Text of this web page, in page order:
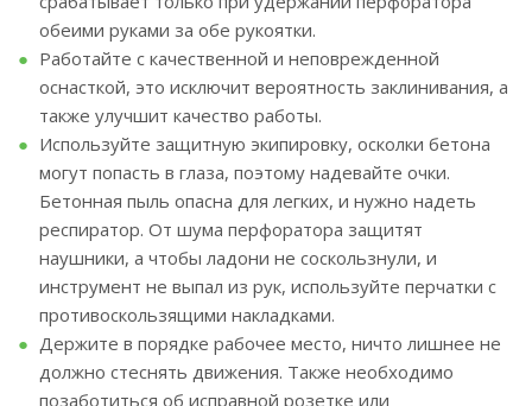
обеими руками за обе рукоятки.
Работайте с качественной и неповрежденной
оснасткой, это исключит вероятность заклинивания, а
также улучшит качество работы.
Используйте защитную экипировку, осколки бетона
могут попасть в глаза, поэтому надевайте очки.
Бетонная пыль опасна для легких, и нужно надеть
респиратор. От шума перфоратора защитят
наушники, а чтобы ладони не соскользнули, и
инструмент не выпал из рук, используйте перчатки с
противоскользящими накладками.
Держите в порядке рабочее место, ничто лишнее не
должно стеснять движения. Также необходимо
позаботиться об исправной розетке или